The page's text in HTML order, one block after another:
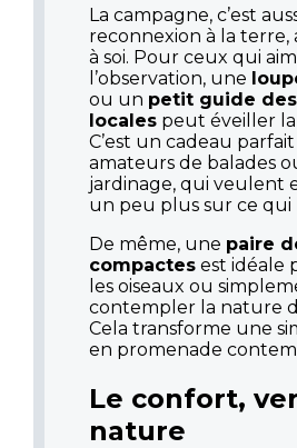
La campagne, c’est
reconnexion à la terre,
à soi. Pour ceux qui
l’observation, une
ou un petit guide
locales peut éveiller
C’est un cadeau
amateurs de balades
jardinage, qui veulent
un peu plus sur ce qui
De même, une paire
compactes est idéale
les oiseaux ou
contempler la nature
Cela transforme une
en promenade
Le confort,
nature